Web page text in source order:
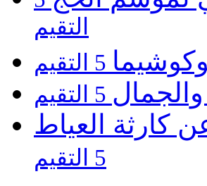
التقيم
كارثة العياط
5 التقيم